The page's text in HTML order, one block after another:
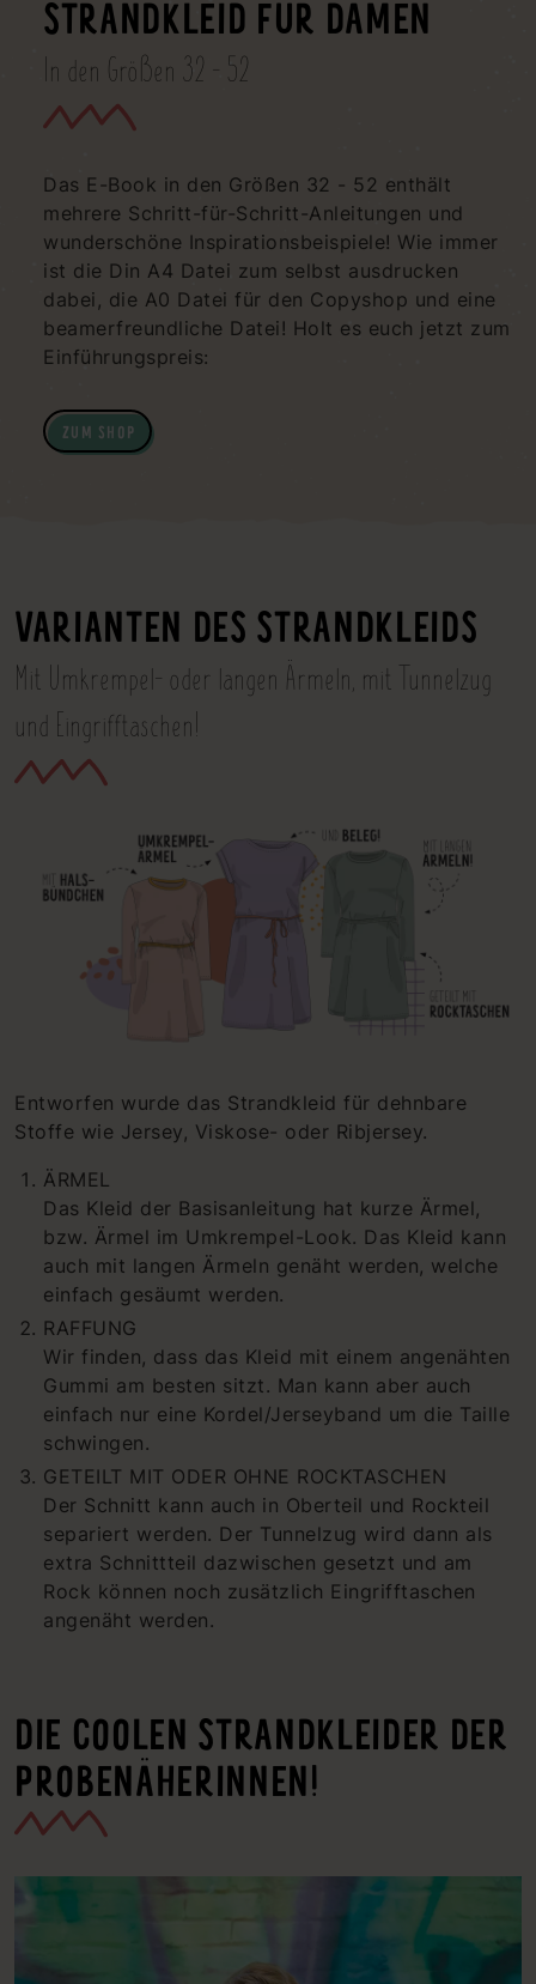
STRANDKLEID FÜR DAMEN
In den Größen 32 - 52
Das E-Book in den Größen 32 - 52 enthält
mehrere Schritt-für-Schritt-Anleitungen und
wunderschöne Inspirationsbeispiele! Wie immer
ist die Din A4 Datei zum selbst ausdrucken
dabei, die A0 Datei für den Copyshop und eine
beamerfreundliche Datei! Holt es euch jetzt zum
Einführungspreis:
ZUM SHOP
VARIANTEN DES STRANDKLEIDS
Mit Umkrempel- oder langen Ärmeln, mit Tunnelzug
und Eingrifftaschen!
Entworfen wurde das Strandkleid für dehnbare
Stoffe wie Jersey, Viskose- oder Ribjersey.
ÄRMEL
Das Kleid der Basisanleitung hat kurze Ärmel,
bzw. Ärmel im Umkrempel-Look. Das Kleid kann
auch mit langen Ärmeln genäht werden, welche
einfach gesäumt werden.
RAFFUNG
Wir finden, dass das Kleid mit einem angenähten
Gummi am besten sitzt. Man kann aber auch
einfach nur eine Kordel/Jerseyband um die Taille
schwingen.
GETEILT MIT ODER OHNE ROCKTASCHEN
Der Schnitt kann auch in Oberteil und Rockteil
separiert werden. Der Tunnelzug wird dann als
extra Schnittteil dazwischen gesetzt und am
Rock können noch zusätzlich Eingrifftaschen
angenäht werden.
DIE COOLEN STRANDKLEIDER DER
PROBENÄHERINNEN!